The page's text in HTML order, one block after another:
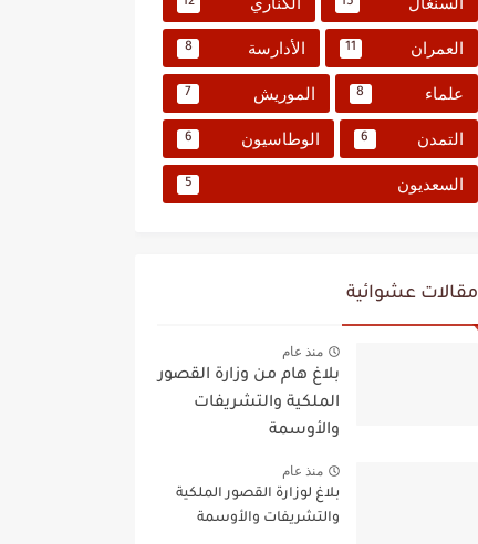
العمران 11 الأدارسة 8
علماء 8 الموريش 7
التمدن 6 الوطاسيون 6
السعديون 5
مقالات عشوائية
منذ عام
بلاغ هام من وزارة القصور
الملكية والتشريفات
والأوسمة
منذ عام
بلاغ لوزارة القصور الملكية
والتشريفات والأوسمة